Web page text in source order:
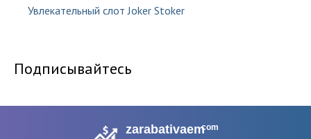
Увлекательный слот Joker Stoker
Подписывайтесь
zarabativaemcom